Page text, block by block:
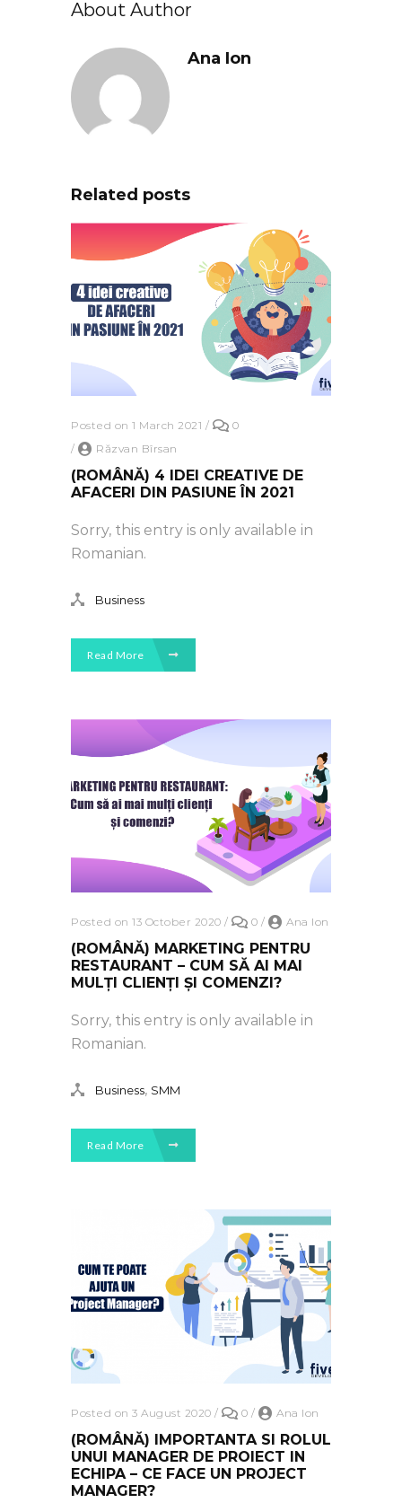
About Author
Ana Ion
Related posts
Posted on 1 March 2021 /
0
/
Răzvan Bîrsan
(ROMÂNĂ) 4 IDEI CREATIVE DE
AFACERI DIN PASIUNE ÎN 2021
Sorry, this entry is only available in
Romanian.
Business
Read More
Posted on 13 October 2020 / 0 / Ana Ion
(ROMÂNĂ) MARKETING PENTRU
RESTAURANT – CUM SĂ AI MAI
MULȚI CLIENȚI ȘI COMENZI?
Sorry, this entry is only available in
Romanian.
Business, SMM
Read More
Posted on 3 August 2020 / 0 / Ana Ion
(ROMÂNĂ) IMPORTANTA SI ROLUL
UNUI MANAGER DE PROIECT IN
ECHIPA – CE FACE UN PROJECT
MANAGER?